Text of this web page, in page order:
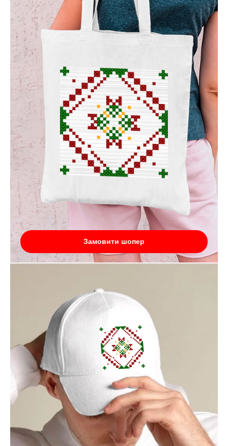
Замовити шопер